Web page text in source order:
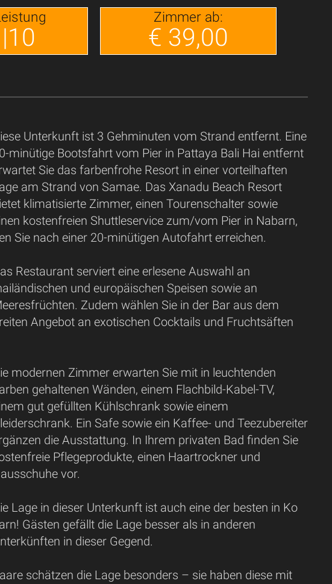
Zimmer ab:
€ 39,00
Unterkunft ist 3 Gehminuten vom Strand entfernt. Eine
minütige Bootsfahrt vom Pier in Pattaya Bali Hai entfernt
Sie das farbenfrohe Resort in einer vorteilhaften
am Strand von Samae. Das Xanadu Beach Resort
klimatisierte Zimmer, einen Tourenschalter sowie
kostenfreien Shuttleservice zum/vom Pier in Nabarn,
Sie nach einer 20-minütigen Autofahrt erreichen.
Restaurant serviert eine erlesene Auswahl an
und europäischen Speisen sowie an
Zudem wählen Sie in der Bar aus dem
Angebot an exotischen Cocktails und Fruchtsäften
modernen Zimmer erwarten Sie mit in leuchtenden
gehaltenen Wänden, einem Flachbild-Kabel-TV,
gut gefüllten Kühlschrank sowie einem
Ein Safe sowie ein Kaffee- und Teezubereiter
die Ausstattung. In Ihrem privaten Bad finden Sie
Pflegeprodukte, einen Haartrockner und
vor.
Lage in dieser Unterkunft ist auch eine der besten in Ko
Gästen gefällt die Lage besser als in anderen
in dieser Gegend.
schätzen die Lage besonders – sie haben diese mit